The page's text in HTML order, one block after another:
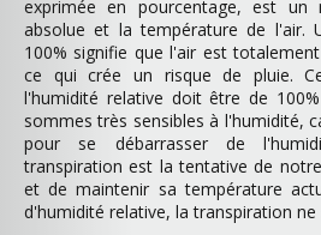
exprimée en pourcentage, est un
absolue et la température de l'air.
100% signifie que l'air est
ce qui crée un risque de pluie.
l'humidité relative doit être de
sommes très sensibles à l'humidité,
pour se débarrasser de
transpiration est la tentative de
et de maintenir sa température
d'humidité relative, la transpiration ne